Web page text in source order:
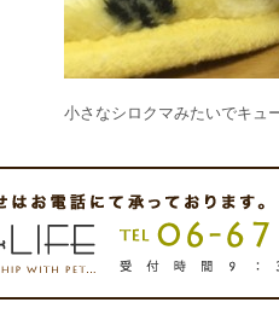
小さなシロクマみたいでキュ